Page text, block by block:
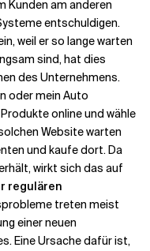
Kunden am anderen
entschuldigen.
weil er so lange warten
sind, hat dies
des Unternehmens.
oder mein Auto
online und wähle
Website warten
und kaufe dort. Da
wirkt sich das auf
regulären
treten meist
einer neuen
Eine Ursache dafür ist,